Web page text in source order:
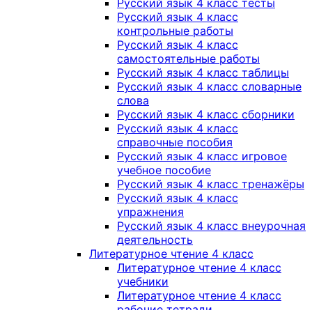
Русский язык 4 класс тесты
Русский язык 4 класс
контрольные работы
Русский язык 4 класс
самостоятельные работы
Русский язык 4 класс таблицы
Русский язык 4 класс словарные
слова
Русский язык 4 класс сборники
Русский язык 4 класс
справочные пособия
Русский язык 4 класс игровое
учебное пособие
Русский язык 4 класс тренажёры
Русский язык 4 класс
упражнения
Русский язык 4 класс внеурочная
деятельность
Литературное чтение 4 класс
Литературное чтение 4 класс
учебники
Литературное чтение 4 класс